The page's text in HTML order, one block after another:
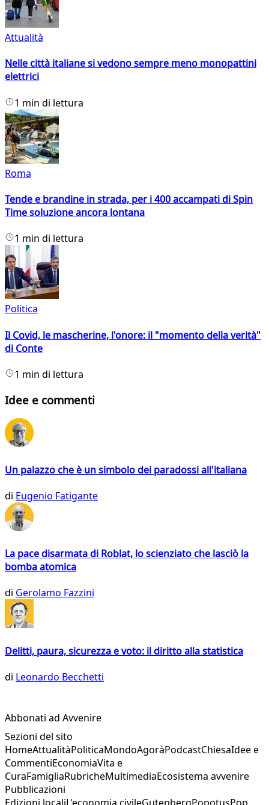
Attualità
Nelle città italiane si vedono sempre meno monopattini
elettrici
1 min di lettura
Roma
Tende e brandine in strada, per i 400 accampati di Spin
Time soluzione ancora lontana
1 min di lettura
Politica
Il Covid, le mascherine, l'onore: il "momento della verità"
di Conte
1 min di lettura
Idee e commenti
Un palazzo che è un simbolo dei paradossi all'italiana
di Eugenio Fatigante
La pace disarmata di Roblat, lo scienziato che lasciò la
bomba atomica
di Gerolamo Fazzini
Delitti, paura, sicurezza e voto: il diritto alla statistica
di Leonardo Becchetti
Abbonati ad Avvenire
Sezioni del sito
HomeAttualitàPoliticaMondoAgoràPodcastChiesaIdee e
CommentiEconomiaVita e
CuraFamigliaRubricheMultimediaEcosistema avvenire
Pubblicazioni